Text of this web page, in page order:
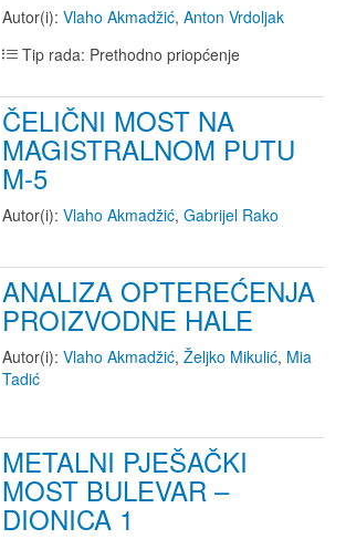
Autor(i): Vlaho Akmadžić, Anton Vrdoljak
Tip rada: Prethodno priopćenje
ČELIČNI MOST NA
MAGISTRALNOM PUTU
M-5
Autor(i): Vlaho Akmadžić, Gabrijel Rako
ANALIZA OPTEREĆENJA
PROIZVODNE HALE
Autor(i): Vlaho Akmadžić, Željko Mikulić, Mia
Tadić
METALNI PJEŠAČKI
MOST BULEVAR –
DIONICA 1